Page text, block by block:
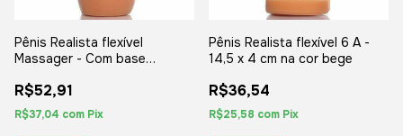
Pênis Realista flexível
Massager - Com base
cor bege
R$52,91
R$37,04 com Pix
Pênis Realista flexível 6 A -
14,5 x 4 cm na cor bege
R$36,54
R$25,58 com Pix